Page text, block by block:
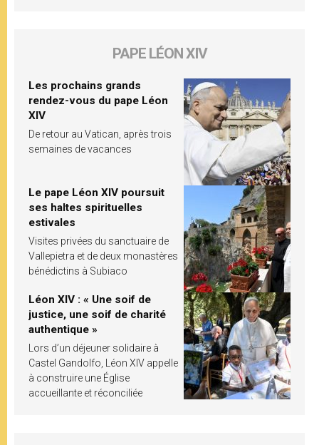
PAPE LÉON XIV
Les prochains grands
rendez-vous du pape Léon
XIV
De retour au Vatican, après trois
semaines de vacances
Le pape Léon XIV poursuit
ses haltes spirituelles
estivales
Visites privées du sanctuaire de
Vallepietra et de deux monastères
bénédictins à Subiaco
Léon XIV : « Une soif de
justice, une soif de charité
authentique »
Lors d’un déjeuner solidaire à
Castel Gandolfo, Léon XIV appelle
à construire une Église
accueillante et réconciliée